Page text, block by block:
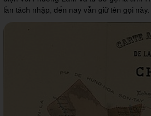
lần tách nhập, đến nay vẫn giữ tên gọi này.